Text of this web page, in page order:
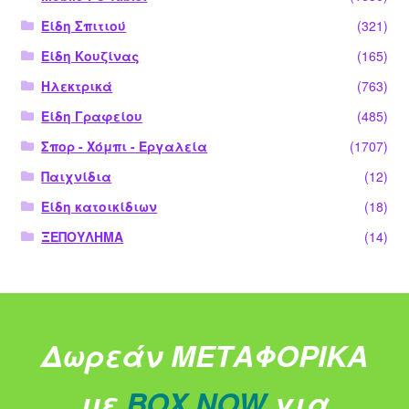
Είδη Σπιτιού
(321)
Είδη Κουζίνας
(165)
Ηλεκτρικά
(763)
Είδη Γραφείου
(485)
Σπορ - Χόμπι - Εργαλεία
(1707)
Παιχνίδια
(12)
Είδη κατοικίδιων
(18)
ΞΕΠΟΥΛΗΜΑ
(14)
Δωρεάν ΜΕΤΑΦΟΡΙΚΑ